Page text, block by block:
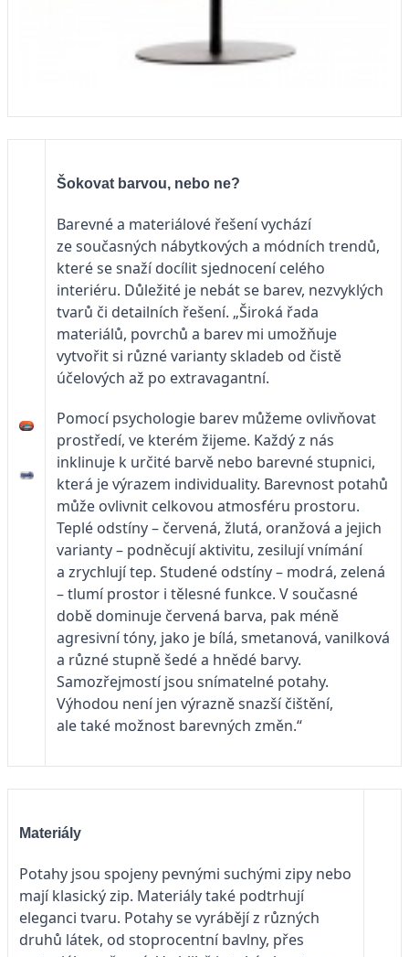
Šokovat barvou, nebo ne?
Barevné a materiálové řešení vychází
ze současných nábytkových a módních trendů,
které se snaží docílit sjednocení celého
interiéru. Důležité je nebát se barev, nezvyklých
tvarů či detailních řešení. „Široká řada
materiálů, povrchů a barev mi umožňuje
vytvořit si různé varianty skladeb od čistě
účelových až po extravagantní.
Pomocí psychologie barev můžeme ovlivňovat
prostředí, ve kterém žijeme. Každý z nás
inklinuje k určité barvě nebo barevné stupnici,
která je výrazem individuality. Barevnost potahů
může ovlivnit celkovou atmosféru prostoru.
Teplé odstíny – červená, žlutá, oranžová a jejich
varianty – podněcují aktivitu, zesilují vnímání
a zrychlují tep. Studené odstíny – modrá, zelená
– tlumí prostor i tělesné funkce. V současné
době dominuje červená barva, pak méně
agresivní tóny, jako je bílá, smetanová, vanilková
a různé stupně šedé a hnědé barvy.
Samozřejmostí jsou snímatelné potahy.
Výhodou není jen výrazně snazší čištění,
ale také možnost barevných změn.“
Materiály
Potahy jsou spojeny pevnými suchými zipy nebo
mají klasický zip. Materiály také podtrhují
eleganci tvaru. Potahy se vyrábějí z různých
druhů látek, od stoprocentní bavlny, přes